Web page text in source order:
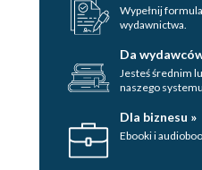
Wypełnij
wydawnictwa.
Da
Jesteś średnim
naszego
Dla biznesu »
Ebooki i